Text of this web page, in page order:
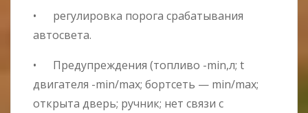
• регулировка порога срабатывания
автосвета.
• Предупреждения (топливо -min,л; t
двигателя -min/max; бортсеть — min/max;
открыта дверь; ручник; нет связи с